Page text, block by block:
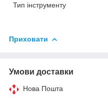
Тип інструменту
Приховати
Умови доставки
Нова Пошта